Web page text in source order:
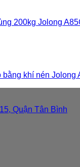
200kg Jolong
khí nén Jolong
Quận Tân Bình